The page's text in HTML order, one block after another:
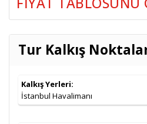
Tarih Seçenekler
26.09.2026 En Uygun Fiyatlı Seçenek
Tur Kalkış
Kalkış Yerleri:
İstanbul Havalimanı